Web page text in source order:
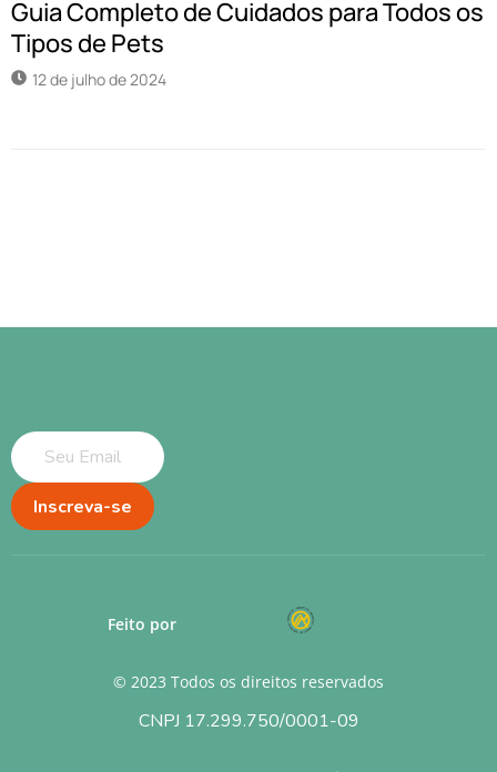
Guia Completo de Cuidados para Todos os
Tipos de Pets
12 de julho de 2024
Inscreva-se
© 2023 Todos os direitos reservados
CNPJ 17.299.750/0001-09
Feito por